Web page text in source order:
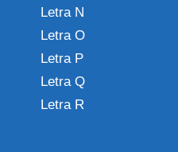
Letra N
Letra O
Letra P
Letra Q
Letra R